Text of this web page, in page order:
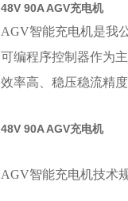
48V 90A AGV充电机
AGV智能充电机是我
可编程序控制器作为
效率高、稳压稳流精
48V 90A AGV充电机
AGV智能充电机技术